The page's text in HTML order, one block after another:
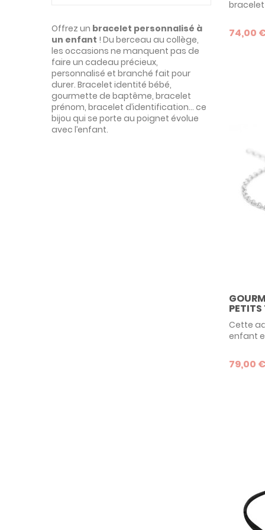
Offrez un bracelet personnalisé à
un enfant ! Du berceau au collège,
les occasions ne manquent pas de
faire un cadeau précieux,
personnalisé et branché fait pour
durer. Bracelet identité bébé,
gourmette de baptême, bracelet
prénom, bracelet d’identification… ce
bijou qui se porte au poignet évolue
avec l’enfant.
un
le plus
74,00
PETITS
Cette
enfant
petit
idée de
79,00 €